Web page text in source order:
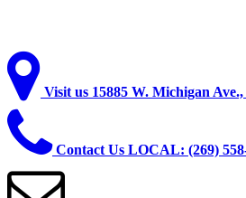
Visit us 15885 W. Michigan
Contact Us LOCAL: (269)